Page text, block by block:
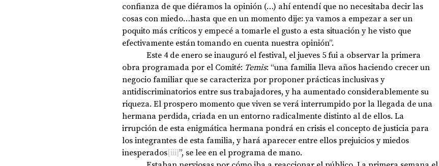
confianza de que diéramos la opinión (…) ahí entendí que no necesitaba decir las
cosas con miedo…hasta que en un momento dije: ya vamos a empezar a ser un
poquito más críticos y empecé a tomarle el gusto a esta situación y he visto que
efectivamente están tomando en cuenta nuestra opinión”.
obra programada por el Comité: Temis: “una familia lleva años haciendo crecer un
negocio familiar que se caracteriza por proponer prácticas inclusivas y
antidiscriminatorios entre sus trabajadores, y ha aumentado considerablemente su
riqueza. El prospero momento que viven se verá interrumpido por la llegada de una
hermana perdida, criada en un entorno radicalmente distinto al de ellos. La
irrupción de esta enigmática hermana pondrá en crisis el concepto de justicia para
los integrantes de esta familia, y hará aparecer entre ellos prejuicios y miedos
inesperados[iii]”, se lee en el programa de mano.